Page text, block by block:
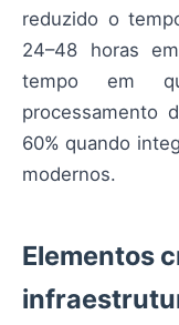
reduzido o
24–48 horas
tempo em
processamento
60% quando
modernos.
Elementos